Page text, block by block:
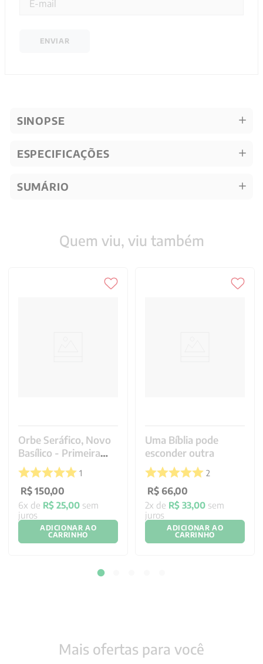
ENVIAR
SINOPSE
ESPECIFICAÇÕES
SUMÁRIO
Quem viu, viu também
Orbe Seráfico, Novo
Basílico - Primeira
Parte
1
R$ 150,00
6x de R$ 25,00 sem
juros
ADICIONAR AO
CARRINHO
Uma Bíblia pode
esconder outra
2
R$ 66,00
2x de R$ 33,00 sem
juros
ADICIONAR AO
CARRINHO
Mais ofertas para você